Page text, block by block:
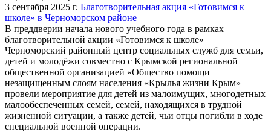
3 сентября 2025 г. Благотворительная акция «Готовимся к
школе» в Черноморском районе
В преддверии начала нового учебного года в рамках
благотворительной акции «Готовимся к школе»
Черноморский районный центр социальных служб для семьи,
детей и молодёжи совместно с Крымской региональной
общественной организацией «Общество помощи
незащищенным слоям населения «Крылья жизни Крым»
провели мероприятие для детей из малоимущих, многодетных
малообеспеченных семей, семей, находящихся в трудной
жизненной ситуации, а также детей, чьи отцы погибли в ходе
специальной военной операции.